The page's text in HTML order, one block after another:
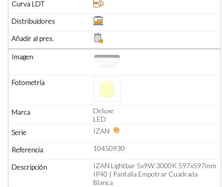
Deluxe
LED
IZAN
10450930
IZAN Lightbar 5x9W 3000K 597x597mm
IP40 | Pantalla Empotrar Cuadrada
Blanca